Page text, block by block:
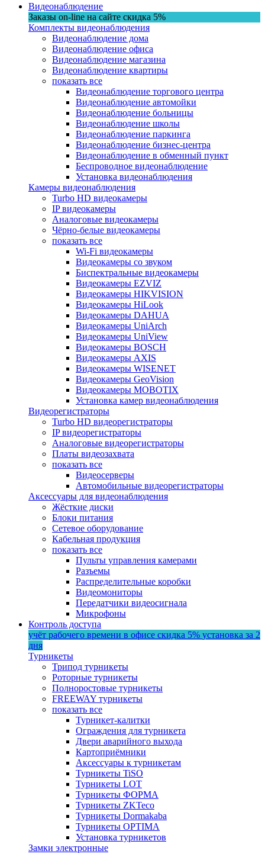
Видеонаблюдение
Заказы on-line на сaйте скидка 5%
Комплекты видеонаблюдения
Видеонаблюдение дома
Видеонаблюдение офиса
Видеонаблюдение магазина
Видеонаблюдение квартиры
показать все
Видеонаблюдение торгового центра
Видеонаблюдение автомойки
Видеонаблюдение больницы
Видеонаблюдение школы
Видеонаблюдение паркинга
Видеонаблюдение бизнес-центра
Видеонаблюдение в обменный пункт
Беспроводное видеонаблюдение
Установка видеонаблюдения
Камеры видеонаблюдения
Turbo HD видеокамеры
IP видеокамеры
Аналоговые видеокамеры
Чёрно-белые видеокамеры
показать все
Wi-Fi видеокамеры
Видеокамеры со звуком
Биспектральные видеокамеры
Видеокамеры EZVIZ
Видеокамеры HIKVISION
Видеокамеры HiLook
Видеокамеры DAHUA
Видеокамеры UniArch
Видеокамеры UniView
Видеокамеры BOSCH
Видеокамеры AXIS
Видеокамеры WISENET
Видеокамеры GeoVision
Видеокамеры MOBOTIX
Установка камер видеонаблюдения
Видеорегистраторы
Turbo HD видеорегистраторы
IP видеорегистраторы
Аналоговые видеорегистраторы
Платы видеозахвата
показать все
Видеосерверы
Автомобильные видеорегистраторы
Аксессуары для видеонаблюдения
Жёсткие диски
Блоки питания
Сетевое оборудование
Кабельная продукция
показать все
Пульты управления камерами
Разъемы
Распределительные коробки
Видеомониторы
Передатчики видеосигнала
Микрофоны
Контроль доступа
учёт рабочего времени в офисе скидка 5% установка за 2
дня
Турникеты
Трипод турникеты
Роторные турникеты
Полноростовые турникеты
FREEWAY турникеты
показать все
Турникет-калитки
Ограждения для турникета
Двери аварийного выхода
Картоприёмники
Аксессуары к турникетам
Турникеты TiSO
Турникеты LOT
Турникеты ФОРМА
Турникеты ZKTeco
Турникеты Dormakaba
Турникеты OPTIMA
Установка турникетов
Замки электронные